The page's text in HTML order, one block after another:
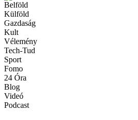
Belföld
Külföld
Gazdaság
Kult
Vélemény
Tech-Tud
Sport
Fomo
24 Óra
Blog
Videó
Podcast